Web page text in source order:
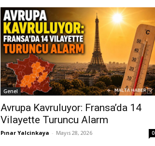
Genel
Avrupa Kavruluyor: Fransa’da 14
Vilayette Turuncu Alarm
Pınar Yalcinkaya - Mayıs 28, 2026 0